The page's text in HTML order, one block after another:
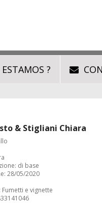
?
& Stigliani Chiara
di base
28/05/2020
e vignette